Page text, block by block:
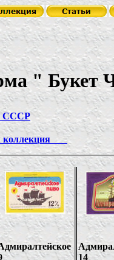
" Букет
СССР
коллекция